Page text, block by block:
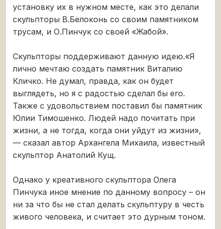
установку их в нужном месте, как это делали
скульпторы В.Белоконь со своим памятником
трусам, и О.Пинчук со своей «Жабой».
Скульпторы поддерживают данную идею.«Я
лично мечтаю создать памятник Виталию
Кличко. Не думал, правда, как он будет
выглядеть, но я с радостью сделал бы его.
Также с удовольствием поставил бы памятник
Юлии Тимошенко. Людей надо почитать при
жизни, а не тогда, когда они уйдут из жизни»,
— сказал автор Архангела Михаила, известный
скульптор Анатолий Кущ.
Однако у креативного скульптора Олега
Пинчука иное мнение по данному вопросу – он
ни за что бы не стал делать скульптуру в честь
живого человека, и считает это дурным тоном.